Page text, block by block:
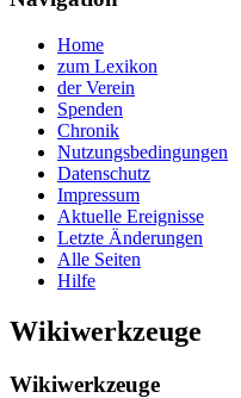
Home
zum Lexikon
der Verein
Spenden
Chronik
Nutzungsbedingungen
Datenschutz
Impressum
Aktuelle Ereignisse
Letzte Änderungen
Alle Seiten
Hilfe
Wikiwerkzeuge
Wikiwerkzeuge